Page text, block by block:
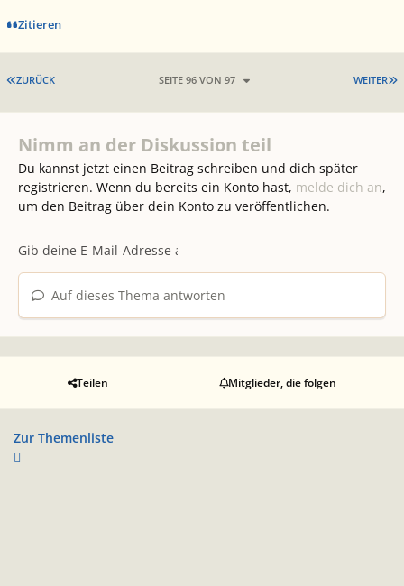
Zitieren
ERSTE SEITE
ZURÜCK WEITER
SEITE 96 VON 97
Nimm an der Diskussion teil
Du kannst jetzt einen Beitrag schreiben und dich später
registrieren. Wenn du bereits ein Konto hast, melde dich an,
um den Beitrag über dein Konto zu veröffentlichen.
Auf dieses Thema antworten
Teilen Mitglieder, die folgen
Zur Themenliste